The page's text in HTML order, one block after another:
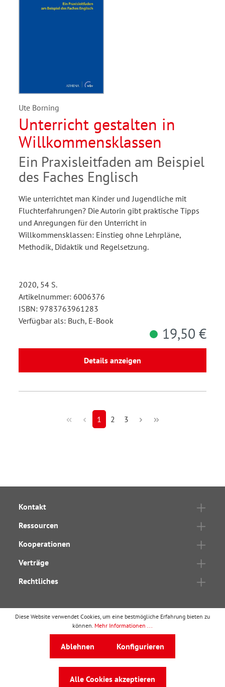
Ute Borning
Unterricht gestalten in
Willkommensklassen
Ein Praxisleitfaden am Beispiel
des Faches Englisch
Wie unterrichtet man Kinder und Jugendliche mit
Fluchterfahrungen? Die Autorin gibt praktische Tipps
und Anregungen für den Unterricht in
Willkommensklassen: Einstieg ohne Lehrpläne,
Methodik, Didaktik und Regelsetzung.
2020, 54 S.
Artikelnummer: 6006376
ISBN: 9783763961283
Verfügbar als: Buch, E-Book
19,50 €
Details anzeigen
1 2 3
Kontakt
Ressourcen
Kooperationen
Verträge
Rechtliches
wbv Publikationist ein Geschäftsbereich vonwbv
Auf dem Esch 4 · 33619 Bielefeld · Telefon0521
Diese Website verwendet Cookies, um eine bestmögliche Erfahrung bieten zu
können. Mehr Informationen ...
Ablehnen Konfigurieren
Alle Cookies akzeptieren